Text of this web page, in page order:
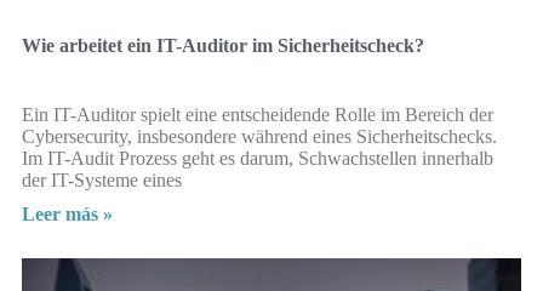
Wie arbeitet ein IT-Auditor im Sicherheitscheck?
Ein IT-Auditor spielt eine entscheidende Rolle im Bereich der
Cybersecurity, insbesondere während eines Sicherheitschecks.
Im IT-Audit Prozess geht es darum, Schwachstellen innerhalb
der IT-Systeme eines
Leer más »